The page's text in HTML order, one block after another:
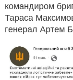
командиром
Тараса
генерал Артем